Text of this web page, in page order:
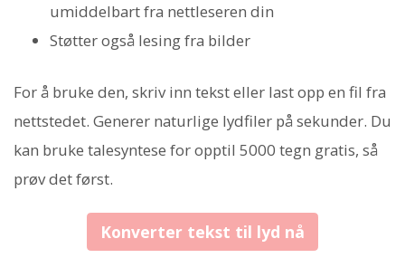
umiddelbart fra nettleseren din
Støtter også lesing fra bilder
For å bruke den, skriv inn tekst eller last opp en fil fra
nettstedet. Generer naturlige lydfiler på sekunder. Du
kan bruke talesyntese for opptil 5000 tegn gratis, så
prøv det først.
Konverter tekst til lyd nå